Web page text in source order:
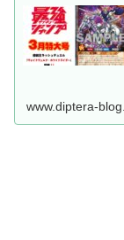
www.diptera-